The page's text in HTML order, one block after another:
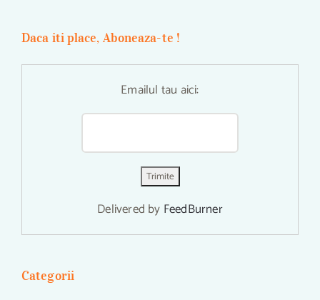
Daca iti place, Aboneaza-te !
Emailul tau aici:
Delivered by FeedBurner
Categorii